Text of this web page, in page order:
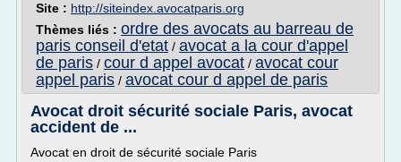
Site : http://siteindex.avocatparis.org
Thèmes liés : ordre des avocats au barreau de
paris conseil d'etat / avocat a la cour d'appel
de paris / cour d appel avocat / avocat cour
appel paris / avocat cour d appel de paris
Avocat droit sécurité sociale Paris, avocat
accident de ...
Avocat en droit de sécurité sociale Paris